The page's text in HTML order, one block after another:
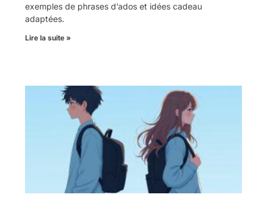
exemples de phrases d’ados et idées cadeau
adaptées.
Lire la suite »